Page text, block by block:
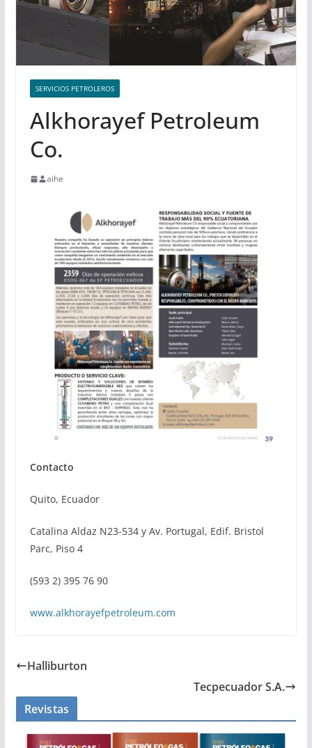
SERVICIOS PETROLEROS
Alkhorayef Petroleum
Co.
aihe
Contacto
Quito, Ecuador
Catalina Aldaz N23-534 y Av. Portugal, Edif. Bristol
Parc, Piso 4
(593 2) 395 76 90
www.alkhorayefpetroleum.com
Halliburton
Tecpecuador S.A.
Revistas